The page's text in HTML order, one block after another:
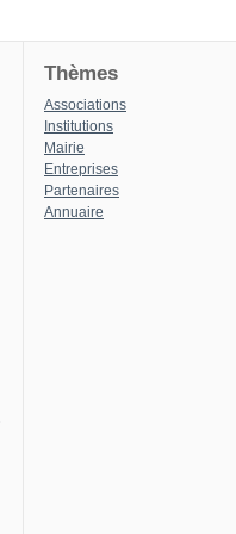
Thèmes
Associations
Institutions
Mairie
Entreprises
Partenaires
Annuaire